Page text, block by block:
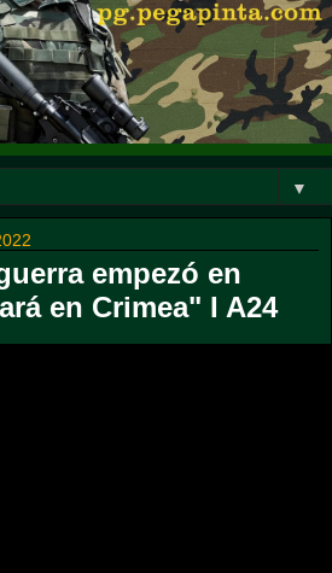
▼
empezó en
en Crimea" I A24